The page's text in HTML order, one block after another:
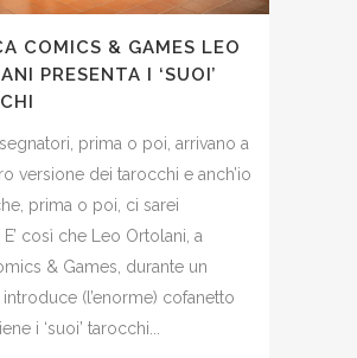
COMICS & GAMES LEO
PRESENTA I ‘SUOI’
prima o poi, arrivano a
versione dei tarocchi e anch’io
prima o poi, ci sarei
E’ così che Leo Ortolani, a
& Games, durante un
(l’enorme) cofanetto
i ‘suoi’ tarocchi...